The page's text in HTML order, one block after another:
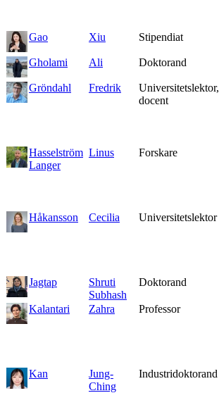
Gao
Xiu Stipendiat
Gholami Ali Doktorand
Gröndahl Fredrik
Universitetslektor,
docent
Hasselström
Langer
Linus Forskare
Håkansson
Cecilia Universitetslektor
Jagtap
Shruti
Subhash
Doktorand
Kalantari Zahra Professor
Kan
Jung-
Ching
Industridoktorand